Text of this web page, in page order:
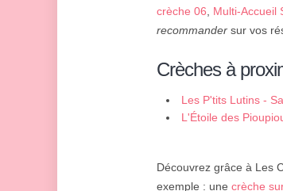
crèche 06, Multi-Accueil
recommander sur vos
Crèches à
Les P'tits Lutins -
L'Étoile des
Découvrez grâce à Les
exemple : une crèche